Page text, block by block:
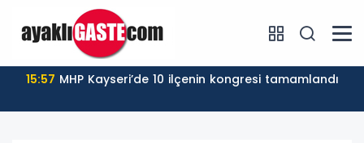
15:57 MHP Kayseri’de 10 ilçenin kongresi tamamlandı